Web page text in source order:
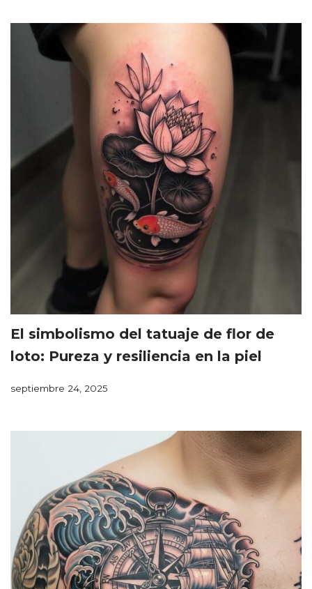
El simbolismo del tatuaje de flor de
loto: Pureza y resiliencia en la piel
septiembre 24, 2025